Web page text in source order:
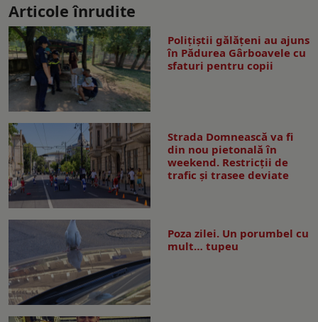
Articole înrudite
Polițiștii gălățeni au ajuns
în Pădurea Gârboavele cu
sfaturi pentru copii
Strada Domnească va fi
din nou pietonală în
weekend. Restricţii de
trafic şi trasee deviate
Poza zilei. Un porumbel cu
mult… tupeu